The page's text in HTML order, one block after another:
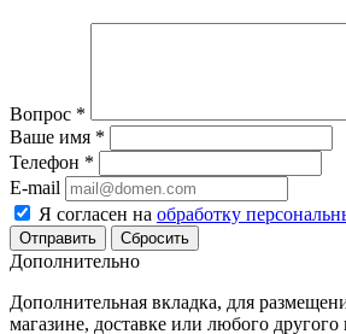
Вопрос *
Ваше имя *
Телефон *
E-mail
Я согласен на обработку
Сбросить
Дополнительно
Дополнительная вкладка, для
магазине, доставке или любого другого